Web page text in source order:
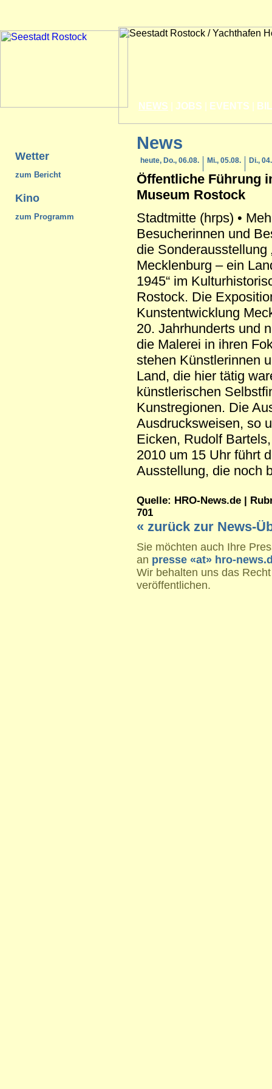
NEWS JOBS EVENTS
Wetter
zum Bericht
Kino
zum Programm
News
heute, Do., 06.08. Mi., 05.08. Di.,
Öffentliche Führung
Museum Rostock
Stadtmitte (hrps) •
Besucherinnen und
die Sonderausstellung
Mecklenburg – ein
1945“ im
Rostock. Die
Kunstentwicklung
20. Jahrhunderts und
die Malerei in ihren
stehen Künstlerinnen
Land, die hier tätig
künstlerischen
Kunstregionen. Die
Ausdrucksweisen, so
Eicken, Rudolf
2010 um 15 Uhr führt
Ausstellung, die noch
Quelle: HRO-News.de |
701
« zurück zur News-
Sie möchten auch Ihre
an presse «at» hro-
Wir behalten uns das
veröffentlichen.